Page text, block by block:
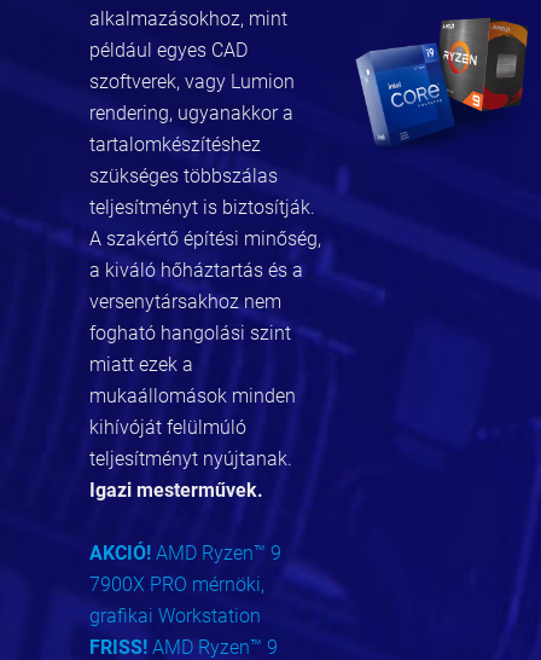
alkalmazásokhoz, mint
például egyes CAD
szoftverek, vagy Lumion
rendering, ugyanakkor a
tartalomkészítéshez
szükséges többszálas
teljesítményt is biztosítják.
A szakértő építési minőség,
a kiváló hőháztartás és a
versenytársakhoz nem
fogható hangolási szint
miatt ezek a
mukaállomások minden
kihívóját felülmúló
teljesítményt nyújtanak.
Igazi mesterművek.
AKCIÓ!AMD Ryzen™ 9
7900X PRO mérnöki,
grafikai Workstation
FRISS!AMD Ryzen™ 9